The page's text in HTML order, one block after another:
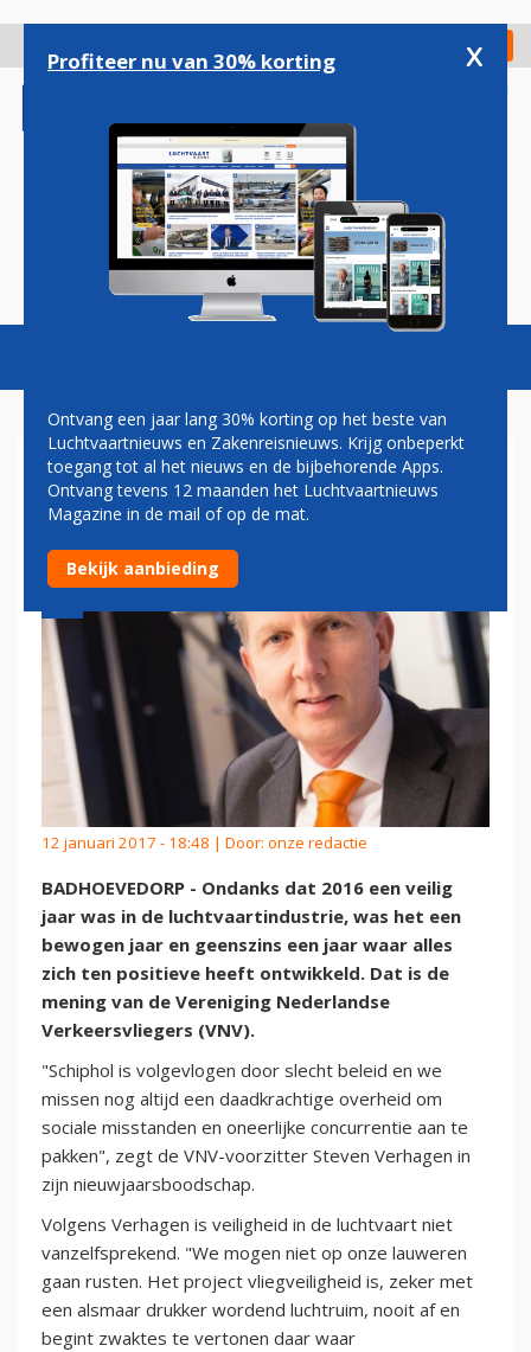
gaan
Check in
Magazine Podcasts Vacatures
VNV: SCHIPHOL IS VOL DOOR
SLECHT BELEID
12 januari 2017 - 18:48 | Door: onze redactie
BADHOEVEDORP - Ondanks dat 2016 een veilig
jaar was in de luchtvaartindustrie, was het een
bewogen jaar en geenszins een jaar waar alles
zich ten positieve heeft ontwikkeld. Dat is de
mening van de Vereniging Nederlandse
Verkeersvliegers (VNV).
"Schiphol is volgevlogen door slecht beleid en we
missen nog altijd een daadkrachtige overheid om
sociale misstanden en oneerlijke concurrentie aan te
pakken", zegt de VNV-voorzitter Steven Verhagen in
zijn nieuwjaarsboodschap.
Volgens Verhagen is veiligheid in de luchtvaart niet
vanzelfsprekend. "We mogen niet op onze lauweren
gaan rusten. Het project vliegveiligheid is, zeker met
een alsmaar drukker wordend luchtruim, nooit af en
begint zwaktes te vertonen daar waar
Profiteer nu van 30% korting x
Ontvang een jaar lang 30% korting op het beste van
Luchtvaartnieuws en Zakenreisnieuws. Krijg onbeperkt
toegang tot al het nieuws en de bijbehorende Apps.
Ontvang tevens 12 maanden het Luchtvaartnieuws
Magazine in de mail of op de mat.
Bekijk aanbieding